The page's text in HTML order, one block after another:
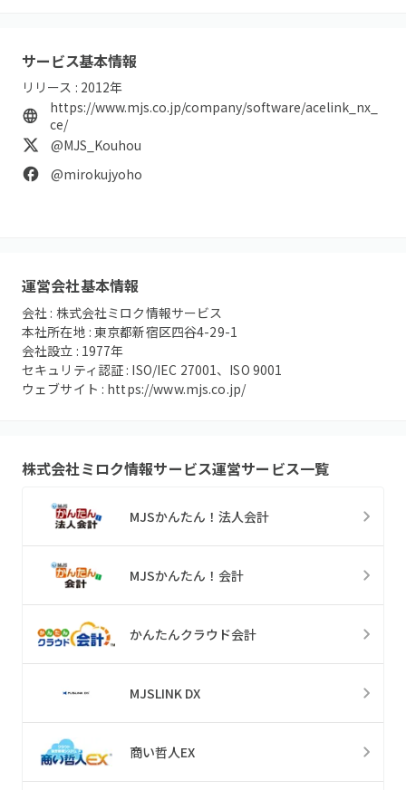
サービス基本情報
リリース : 2012年
https://www.mjs.co.jp/company/software/acelink_nx_
ce/
@MJS_Kouhou
@mirokujyoho
運営会社基本情報
会社 : 株式会社ミロク情報サービス
本社所在地 :東京都新宿区四谷4-29-1
会社設立 : 1977年
セキュリティ認証 : ISO/IEC 27001、ISO 9001
ウェブサイト : https://www.mjs.co.jp/
株式会社ミロク情報サービス運営サービス一覧
MJSかんたん！法人会計
MJSかんたん！会計
かんたんクラウド会計
MJSLINK DX
商い哲人EX